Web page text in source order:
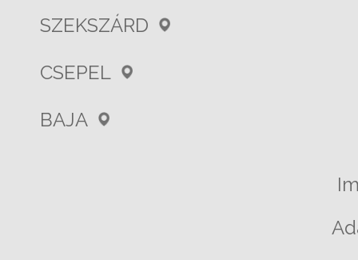
SZEKSZÁRD
CSEPEL
BAJA